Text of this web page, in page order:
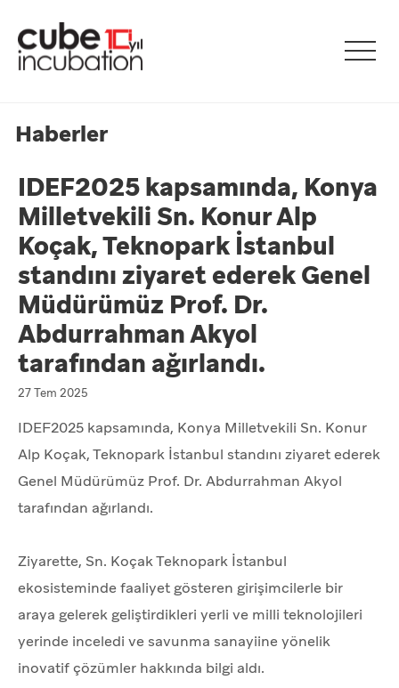
Haberler
IDEF2025 kapsamında, Konya
Milletvekili Sn. Konur Alp
Koçak, Teknopark İstanbul
standını ziyaret ederek Genel
Müdürümüz Prof. Dr.
Abdurrahman Akyol
tarafından ağırlandı.
27 Tem 2025
IDEF2025 kapsamında, Konya Milletvekili Sn. Konur
Alp Koçak, Teknopark İstanbul standını ziyaret ederek
Genel Müdürümüz Prof. Dr. Abdurrahman Akyol
tarafından ağırlandı.
Ziyarette, Sn. Koçak Teknopark İstanbul
ekosisteminde faaliyet gösteren girişimcilerle bir
araya gelerek geliştirdikleri yerli ve milli teknolojileri
yerinde inceledi ve savunma sanayiine yönelik
inovatif çözümler hakkında bilgi aldı.